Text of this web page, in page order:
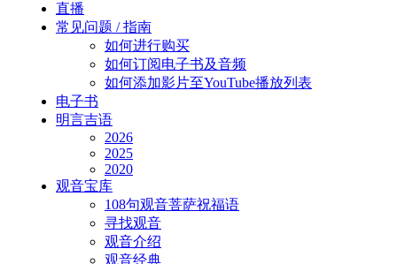
直播
常见问题 / 指南
如何进行购买
如何订阅电子书及音频
如何添加影片至YouTube播放列表
电子书
明言吉语
2026
2025
2020
观音宝库
108句观音菩萨祝福语
寻找观音
观音介绍
观音经典